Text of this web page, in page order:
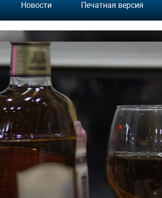
Новости Печатная версия